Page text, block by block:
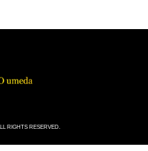
RIGHTS RESERVED.